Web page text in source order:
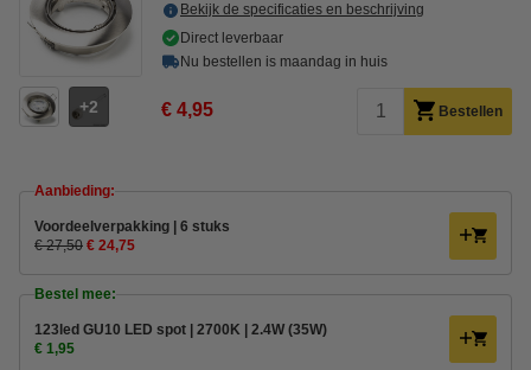
2
Bekijk de specificaties en beschrijving
Direct leverbaar
Nu bestellen is maandag in huis
€ 4,95 Bestellen
Aanbieding:
Voordeelverpakking | 6 stuks
€ 27,50 € 24,75
Bestel mee:
123led GU10 LED spot | 2700K | 2.4W (35W)
€ 1,95